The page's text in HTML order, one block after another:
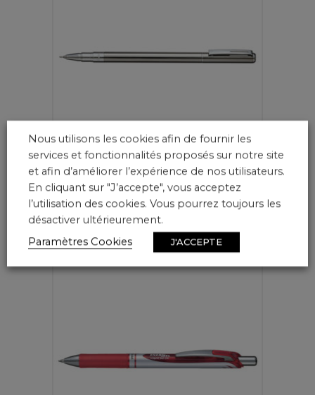
ENERGEL
Réf.BL625
Nous utilisons les cookies afin de fournir les
services et fonctionnalités proposés sur notre site
et afin d’améliorer l’expérience de nos utilisateurs.
En cliquant sur "J’accepte", vous acceptez
l’utilisation des cookies. Vous pourrez toujours les
désactiver ultérieurement.
Paramètres Cookies
J'ACCEPTE